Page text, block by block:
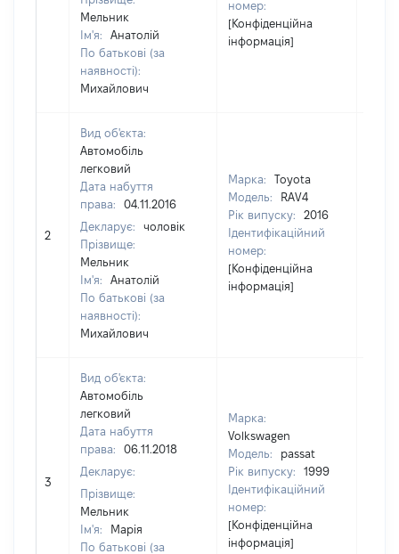
Мельник
Ім'я:
Анатолій
По батькові (за
наявності):
Михайлович
номер:
[Конфіденційна
інформація]
2
Вид об'єкта:
Автомобіль
легковий
Дата набуття
права:
04.11.2016
Декларує:
чоловік
Прізвище:
Мельник
Ім'я:
Анатолій
По батькові (за
наявності):
Михайлович
Марка:
Toyota
Модель:
RAV4
Рік випуску:
2016
Ідентифікаційний
номер:
[Конфіденційна
інформація]
3
Вид об'єкта:
Автомобіль
легковий
Дата набуття
права:
06.11.2018
Декларує:
Прізвище:
Мельник
Ім'я:
Марія
По батькові (за
Марка:
Volkswagen
Модель:
passat
Рік випуску:
1999
Ідентифікаційний
номер:
[Конфіденційна
інформація]